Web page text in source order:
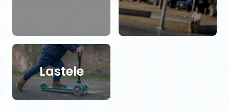
Lastele